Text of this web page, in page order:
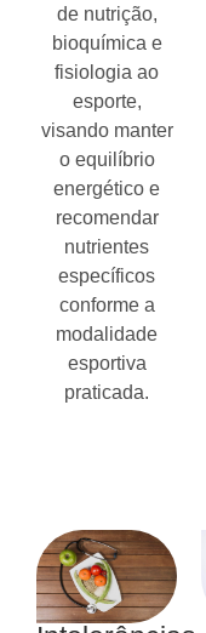
de nutrição,
bioquímica e
fisiologia ao
esporte,
visando manter
o equilíbrio
energético e
recomendar
nutrientes
específicos
conforme a
modalidade
esportiva
praticada.